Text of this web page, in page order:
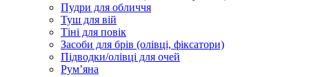
Пудри для обличчя
Туш для вій
Тіні для повік
Засоби для брів (олівці, фіксатори)
Підводки/олівці для очей
Румʼяна